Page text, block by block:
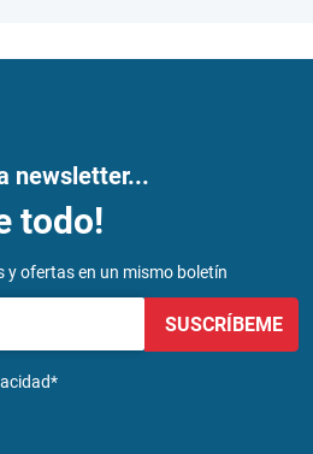
newsletter...
todo!
y ofertas en un mismo boletín
SUSCRÍBEME